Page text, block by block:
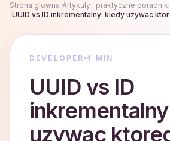
Strona glowna Artykuly i praktyczne poradniki
UUID vs ID inkrementalny: kiedy uzywac
DEVELOPER 4 MIN
UUID vs ID
uzywac